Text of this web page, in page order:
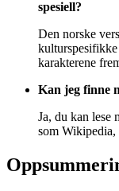
spesiell?
Den norske
karakterene
Kan jeg finne
Ja, du kan lese
som Wikipedia,